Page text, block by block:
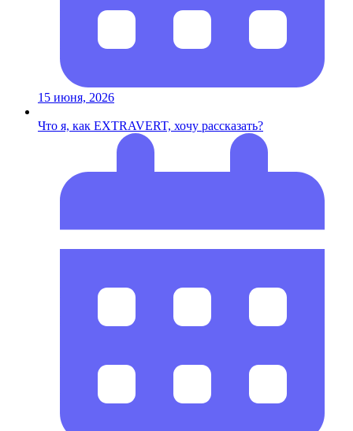
15 июня, 2026
Что я, как EXTRAVERT, хочу рассказать?